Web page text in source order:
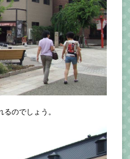
のでしょう。